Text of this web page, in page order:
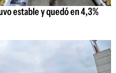
estable y quedó en 4,3%